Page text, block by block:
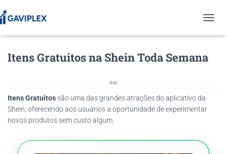
O
I
Itens Gratuitos na Shein Toda Semana
Ads
Itens Gratuitossão uma das grandes atrações do aplicativo da
Shein, oferecendo aos usuários a oportunidade de experimentar
novos produtos sem custo algum.